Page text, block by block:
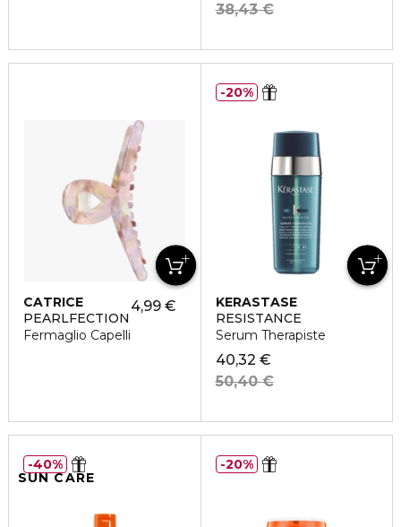
38,43 €
CATRICE
PEARLFECTION
Fermaglio Capelli
4,99 €
KERASTASE
RESISTANCE
Serum Therapiste
40,32 €
50,40 €
20%
SUN CARE
40% 20%